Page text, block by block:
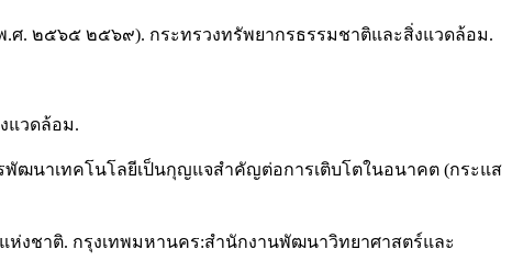
ศ. ๒๕๖๕ ๒๕๖๙). กระทรวงทรัพยากรธรรมชาติและสิ่งแวดล้อม.
แวดล้อม.
พัฒนาเทคโนโลยีเป็นกุญแจสำคัญต่อการเติบโตในอนาคต (กระแส
ห่งชาติ. กรุงเทพมหานคร:สำนักงานพัฒนาวิทยาศาสตร์และ